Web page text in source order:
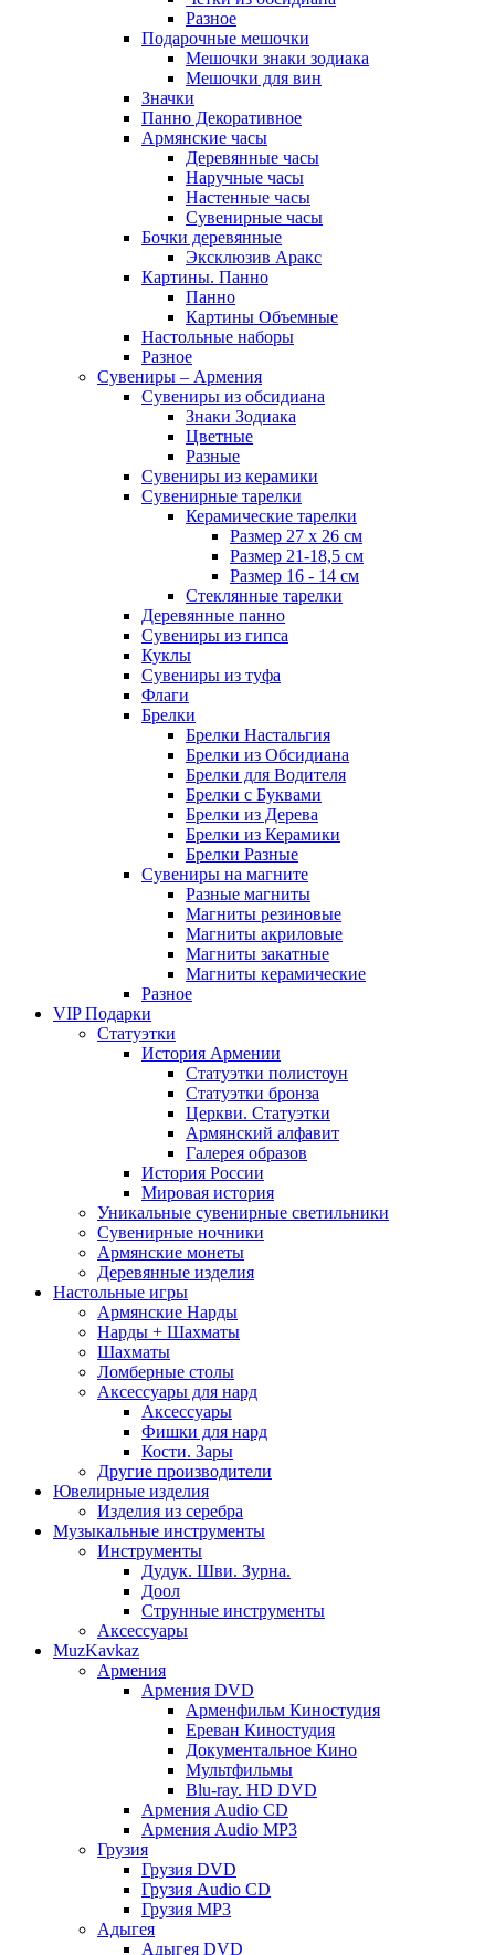
Разное
Подарочные мешочки
Мешочки знаки зодиака
Мешочки для вин
Значки
Панно Декоративное
Армянские часы
Деревянные часы
Наручные часы
Настенные часы
Сувенирные часы
Бочки деревянные
Эксклюзив Аракс
Картины. Панно
Панно
Картины Объемные
Настольные наборы
Разное
Сувениры – Армения
Сувениры из обсидиана
Знаки Зодиака
Цветные
Разные
Сувениры из керамики
Сувенирные тарелки
Керамические тарелки
Размер 27 х 26 см
Размер 21-18,5 см
Размер 16 - 14 см
Стеклянные тарелки
Деревянные панно
Сувениры из гипса
Куклы
Сувениры из туфа
Флаги
Брелки
Брелки Настальгия
Брелки из Обсидиана
Брелки для Водителя
Брелки с Буквами
Брелки из Дерева
Брелки из Керамики
Брелки Разные
Сувениры на магните
Разные магниты
Магниты резиновые
Магниты акриловые
Магниты закатные
Магниты керамические
Разное
VIP Подарки
Статуэтки
История Армении
Статуэтки полистоун
Статуэтки бронза
Церкви. Статуэтки
Армянский алфавит
Галерея образов
История России
Мировая история
Уникальные сувенирные светильники
Сувенирные ночники
Армянские монеты
Деревянные изделия
Настольные игры
Армянские Нарды
Нарды + Шахматы
Шахматы
Ломберные столы
Аксессуары для нард
Аксессуары
Фишки для нард
Кости. Зары
Другие производители
Ювелирные изделия
Изделия из серебра
Музыкальные инструменты
Инструменты
Дудук. Шви. Зурна.
Доол
Струнные инструменты
Аксессуары
MuzKavkaz
Армения
Армения DVD
Арменфильм Киностудия
Ереван Киностудия
Документальное Кино
Мультфильмы
Blu-ray. HD DVD
Армения Audio CD
Армения Audio MP3
Грузия
Грузия DVD
Грузия Audio CD
Грузия MP3
Адыгея
Адыгея DVD